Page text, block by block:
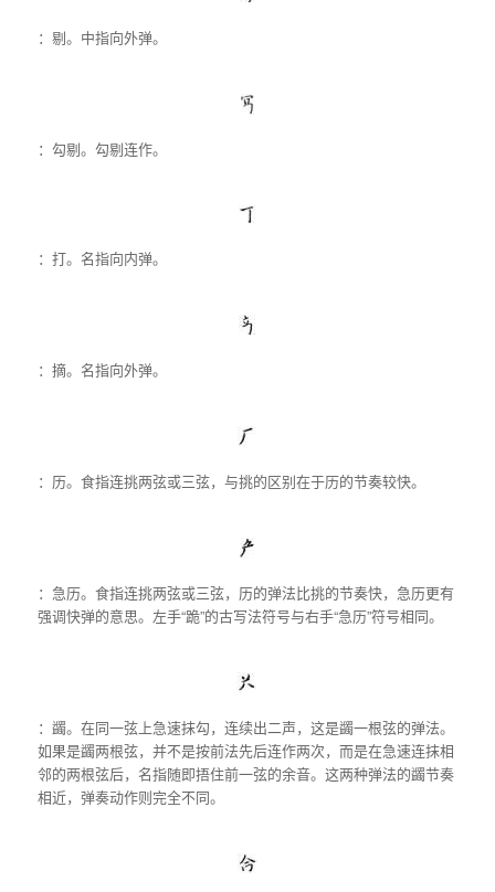
：剔。中指向外弹。
：勾剔。勾剔连作。
：打。名指向内弹。
：摘。名指向外弹。
：历。食指连挑两弦或三弦，与挑的区别在于历的节奏较快。
：急历。食指连挑两弦或三弦，历的弹法比挑的节奏快，急历更有
强调快弹的意思。左手“跪”的古写法符号与右手“急历”符号相同。
：蠲。在同一弦上急速抹勾，连续出二声，这是蠲一根弦的弹法。
如果是蠲两根弦，并不是按前法先后连作两次，而是在急速连抹相
邻的两根弦后，名指随即捂住前一弦的余音。这两种弹法的蠲节奏
相近，弹奏动作则完全不同。